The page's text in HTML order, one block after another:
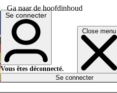
Ga naar de hoofdinhoud
Close menu
English
Deutsch
Español
Se connecter
Vous êtes déconnecté.
Se connecter